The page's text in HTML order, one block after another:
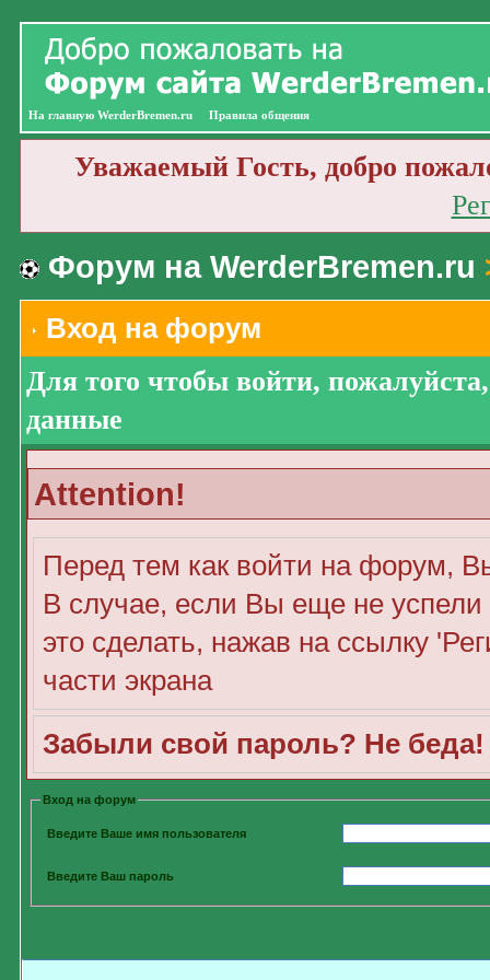
На главную WerderBremen.ru Правила общения
Уважаемый Гость, добро
Форум на WerderBremen.ru
Вход на форум
Для того чтобы войти,
данные
Attention!
Перед тем как войти на форум,
В случае, если Вы еще не успели
это сделать, нажав на ссылку
части экрана
Забыли свой пароль? Не
Вход на форум
Введите Ваше имя пользователя
Введите Ваш пароль